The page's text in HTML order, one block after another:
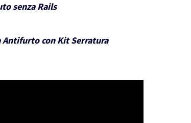
senza Rails
Antifurto con Kit Serratura